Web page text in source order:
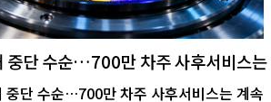
중단 수순…700만 차주 사후서비스는